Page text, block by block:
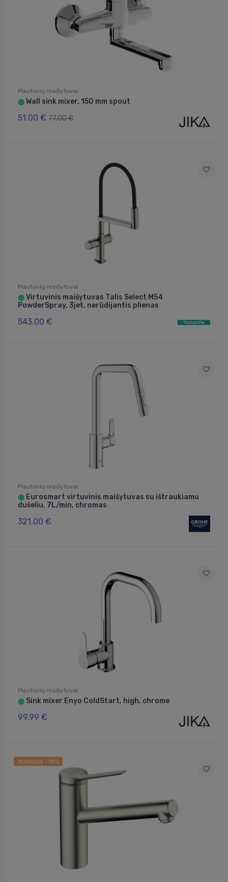
Plautuvių maišytuvai
⬤ Wall sink mixer, 150 mm spout
51.00 € 77.00 €
Plautuvių maišytuvai
⬤ Virtuvinis maišytuvas Talis Select M54
PowderSpray, 3jet, nerūdijantis plienas
543.00 €
Plautuvių maišytuvai
⬤ Eurosmart virtuvinis maišytuvas su ištraukiamu
dušeliu, 7L/min, chromas
321.00 €
Plautuvių maišytuvai
⬤ Sink mixer Enyo ColdStart, high, chrome
99.99 €
Nuolaida -18%